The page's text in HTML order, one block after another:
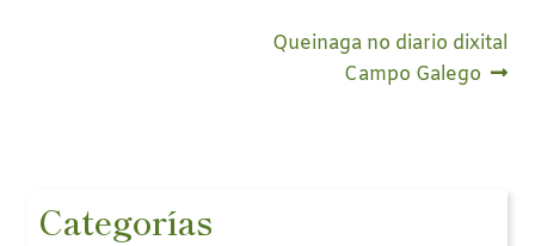
Seguinte:
Queinaga no diario dixital
Campo Galego
Categorías